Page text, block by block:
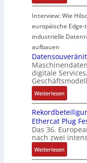
a
u
e
U
m
g
e
b
u
n
g
e
n
d
u
k
t
i
o
n
s
a
n
a
l
y
s
e
i
m
p
w
e
r
k
z
e
u
g
e
s
o
r
ü
b
e
r
w
a
c
h
t
t
h
e
r
m
u
l
e
m
i
t
2
0
u
n
d
4
0
A
H
y
b
r
l
e
i
u
n
g
e
n
e
Interview: Wie
europäische
industrielle
aufbauen
digitale
Weiterlesen:
D
a
t
e
n
s
o
Ethercat Plug
Das 36.
nach zwei
Weiterlesen:
R